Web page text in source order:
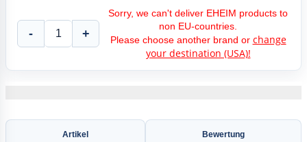
- +
Sorry, we can't deliver EHEIM products to
non EU-countries.
Please choose another brand or change
your destination (USA)!
Artikel Bewertung